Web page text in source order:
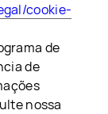
cookie-
de
de
nossa